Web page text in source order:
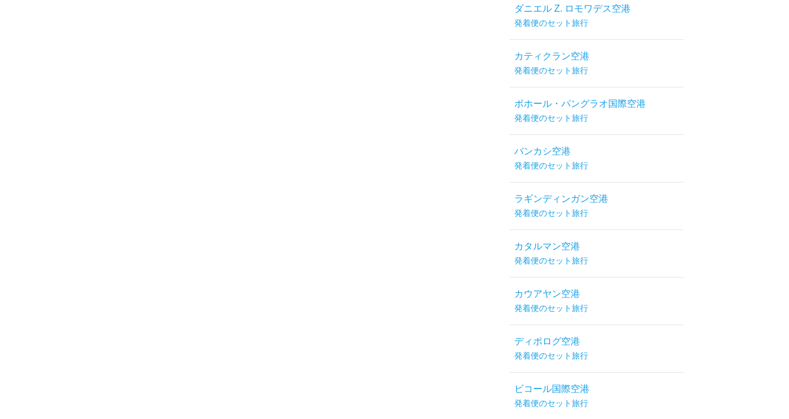
ダニエル Z. ロモワデス空港
発着便のセット旅行
カティクラン空港
発着便のセット旅行
ボホール・パングラオ国際空港
発着便のセット旅行
バンカシ空港
発着便のセット旅行
ラギンディンガン空港
発着便のセット旅行
カタルマン空港
発着便のセット旅行
カウアヤン空港
発着便のセット旅行
ディポログ空港
発着便のセット旅行
ビコール国際空港
発着便のセット旅行